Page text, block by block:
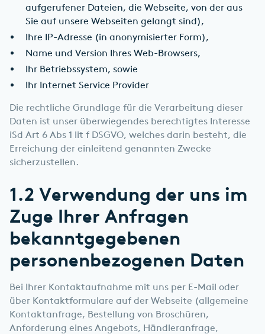
aufgerufener Dateien, die Webseite, von der aus
Sie auf unsere Webseiten gelangt sind),
Ihre IP-Adresse (in anonymisierter Form),
Name und Version Ihres Web-Browsers,
Ihr Betriebssystem, sowie
Ihr Internet Service Provider
Die rechtliche Grundlage für die Verarbeitung dieser
Daten ist unser überwiegendes berechtigtes Interesse
iSd Art 6 Abs 1 lit f DSGVO, welches darin besteht, die
Erreichung der einleitend genannten Zwecke
sicherzustellen.
1.2 Verwendung der uns im
Zuge Ihrer Anfragen
bekanntgegebenen
personenbezogenen Daten
Bei Ihrer Kontaktaufnahme mit uns per E-Mail oder
über Kontaktformulare auf der Webseite (allgemeine
Kontaktanfrage, Bestellung von Broschüren,
Anforderung eines Angebots, Händleranfrage,